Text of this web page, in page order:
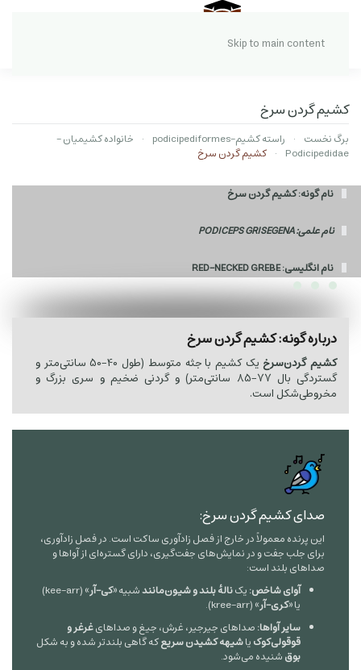
Skip to main content
کشیم گردن سرخ
برگ نخست راسته کشیم-podicipediformes
خانواده کشیمیان -
Podicipedidae
کشیم گردن سرخ
نام گونه: کشیم گردن سرخ
نام علمی: PODICEPS GRISEGENA
نام انگلیسی: RED-NECKED GREBE
درباره گونه: کشیم گردن سرخ
کشیم گردن‌سرخیک کشیم با جثه متوسط (طول 40
−
50سانتی‌متر و
گستردگی بال 77
−
85 سانتی‌متر) و گردنی ضخیم و سری بزرگ و
مخروطی‌شکل است.
صدای کشیم گردن سرخ:
این پرنده معمولاً در خارج از فصل زادآوری ساکت است. در فصل زادآوری،
برای جلب جفت و در نمایش‌های جفت‌گیری، دارای گستره‌ای از آواها و
صداهای بلند است:
آوای شاخص:یکنالهٔ بلند و شیون‌مانندشبیه «کی-آر
» (kee-arr)
یا «کری-آر» (kree-arr).
سایر آواها:صداهای جیرجیر، غرش، جیغ و صداهایغرغر و
قوقولی‌کوکیاشیهه کشیدن سریعکه گاهی بلندتر شده و به شکل
بوقشنیده می‌شود.